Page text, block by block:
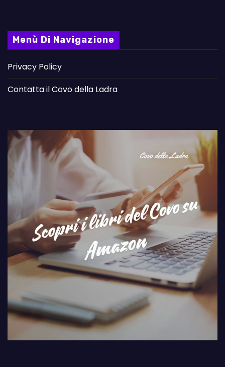
Menù Di Navigazione
Privacy Policy
Contatta il Covo della Ladra